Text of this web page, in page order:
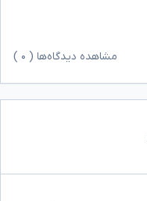
مشاهده دیدگاه‌ها ( ۰